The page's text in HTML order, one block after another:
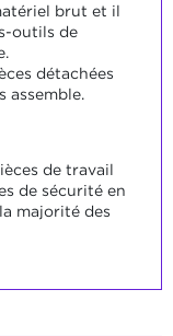
brut et il
outils de
détachées
assemble.
de travail
de sécurité en
majorité des